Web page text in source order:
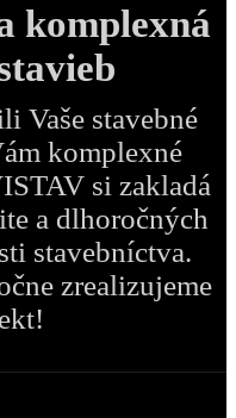
komplexná
Vaše stavebné
komplexné
si zakladá
a dlhoročných
stavebníctva.
zrealizujeme